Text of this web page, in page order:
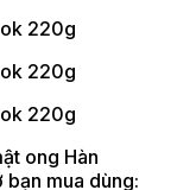
ong Hàn
bạn mua dùng: